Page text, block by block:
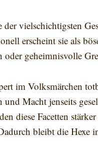
der vielschichtigsten
erscheint sie als
oder geheimnisvolle
im Volksmärchen
und Macht jenseits
diese Facetten
bleibt die Hexe